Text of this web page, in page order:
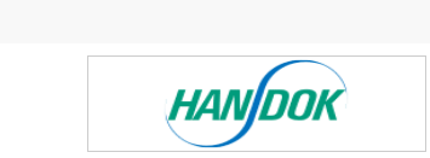
인사
오피니언